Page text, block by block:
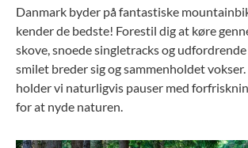
Danmark byder på fantastiske
kender de bedste! Forestil dig at køre
skove, snoede singletracks og
smilet breder sig og sammenholdet
holder vi naturligvis pauser med
for at nyde naturen.